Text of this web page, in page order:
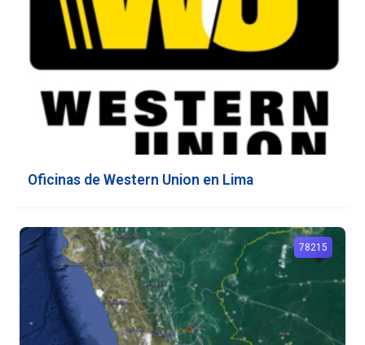
Oficinas de Western Union en Lima
78215